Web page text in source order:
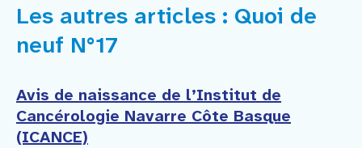
Les autres articles : Quoi de
neuf N°17
Avis de naissance de l’Institut de
Cancérologie Navarre Côte Basque
(ICANCE)